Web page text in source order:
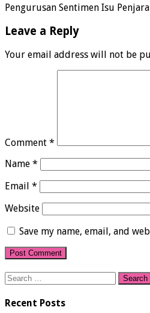
Pengurusan Sentimen Isu
Leave a Reply
Your email address will not be
Comment *
Name *
Email *
Website
Save my name, email, and
Search
for:
Recent Posts